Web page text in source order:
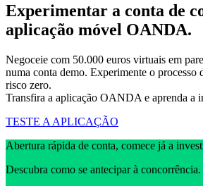
Experimentar a conta de
aplicação móvel OANDA.
Negoceie com 50.000 euros virtuais em
numa conta demo. Experimente o processo
risco zero.
Transfira a aplicação OANDA e aprenda a
TESTE A APLICAÇÃO
Abertura rápida de conta, comece já a
Descubra como se antecipar à concorrência.